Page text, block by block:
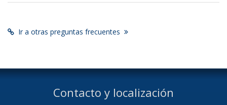
Ir a otras preguntas frecuentes
Contacto y localización